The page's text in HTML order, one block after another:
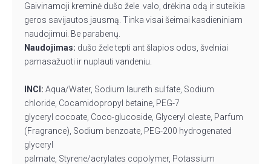
Gaivinamoji kreminė dušo žele valo, drėkina odą ir suteikia
geros savijautos jausmą. Tinka visai šeimai kasdieniniam
naudojimui. Be parabenų.
Naudojimas: dušo žele tepti ant šlapios odos, švelniai
pamasažuoti ir nuplauti vandeniu.
INCI: Aqua/Water, Sodium laureth sulfate, Sodium
chloride, Cocamidopropyl betaine, PEG-7
glyceryl cocoate Coco-glucoside, Glyceryl oleate, Parfum
(Fragrance), Sodium benzoate, PEG-200 hydrogenated
glyceryl
palmate, Styrene/acrylates copolymer, Potassium